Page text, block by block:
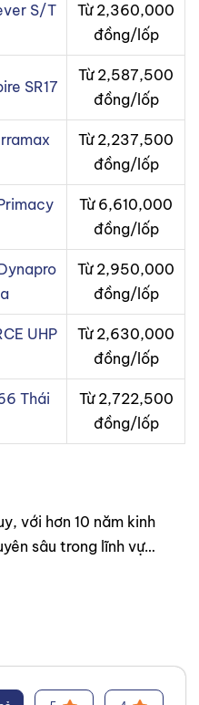
S/T
Từ 2,360,000
đồng/lốp
SR17
Từ 2,587,500
đồng/lốp
Từ 2,237,500
đồng/lốp
Từ 6,610,000
đồng/lốp
Từ 2,950,000
đồng/lốp
UHP
Từ 2,630,000
đồng/lốp
Thái
Từ 2,722,500
đồng/lốp
với hơn 10 năm kinh
sâu trong lĩnh vực
suốt thời gian đó,
hiệu suất cao.
đã tích lũy kinh